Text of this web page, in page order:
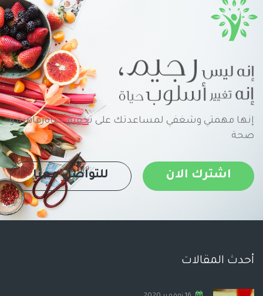
إنها مهمتي وشغفي لمساعدتك على تحقيق حياةرفاهية و
صحة
اشترك الان للتواصل معنا
أحدث المقالات